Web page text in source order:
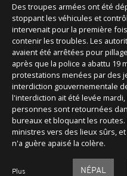
Des troupes armées ont été
stoppant les véhicules et
intervenait pour la première
contenir les troubles. Les
avaient été arrêtées pour
après que la police a abattu 19
protestations menées par des
interdiction gouvernementale
l'interdiction ait été levée
personnes sont retournées
bureaux et bloquant les
ministres vers des lieux sûrs,
n'a guère apaisé la colère.
Plus
NÉPAL